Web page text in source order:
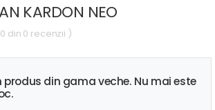
KARDON NEO
din 0 recenzii )
produs din gama veche. Nu mai este